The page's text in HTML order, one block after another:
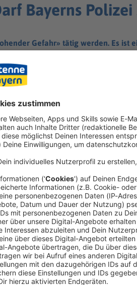
Bayerns
Gefahr» tätig werden. Es
nun gespannt nach Karlsruhe.